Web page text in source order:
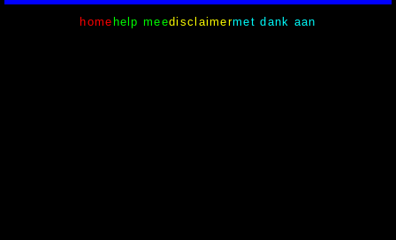
home help meedisclaimermet dank aan